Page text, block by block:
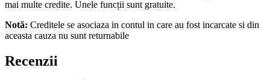
mai multe credite. Unele funcții sunt gratuite.
Notă: Creditele se asociaza in contul in care au fost incarcate si din
aceasta cauza nu sunt returnabile
Recenzii